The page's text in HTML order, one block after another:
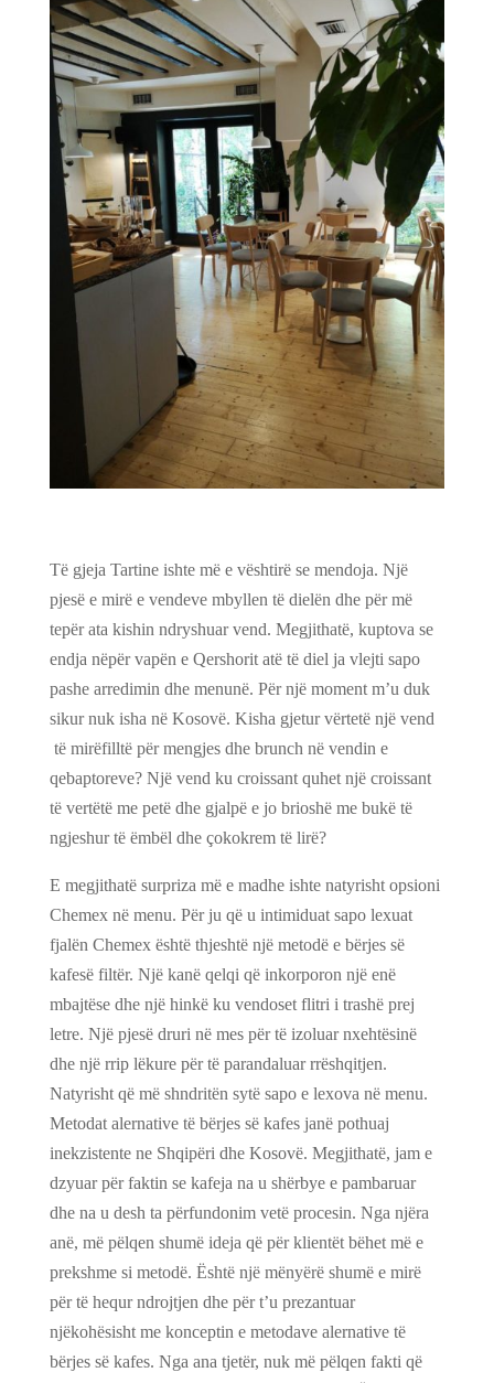
Të gjeja Tartine ishte më e vështirë se mendoja. Një
pjesë e mirë e vendeve mbyllen të dielën dhe për më
tepër ata kishin ndryshuar vend. Megjithatë, kuptova se
endja nëpër vapën e Qershorit atë të diel ja vlejti sapo
pashe arredimin dhe menunë. Për një moment m’u duk
sikur nuk isha në Kosovë. Kisha gjetur vërtetë një vend
të mirëfilltë për mengjes dhe brunch në vendin e
qebaptoreve? Një vend ku croissant quhet një croissant
të vertëtë me petë dhe gjalpë e jo brioshë me bukë të
ngjeshur të ëmbël dhe çokokrem të lirë?
E megjithatë surpriza më e madhe ishte natyrisht opsioni
Chemex në menu. Për ju që u intimiduat sapo lexuat
fjalën Chemex është thjeshtë një metodë e bërjes së
kafesë filtër. Një kanë qelqi që inkorporon një enë
mbajtëse dhe një hinkë ku vendoset flitri i trashë prej
letre. Një pjesë druri në mes për të izoluar nxehtësinë
dhe një rrip lëkure për të parandaluar rrëshqitjen.
Natyrisht që më shndritën sytë sapo e lexova në menu.
Metodat alernative të bërjes së kafes janë pothuaj
inekzistente ne Shqipëri dhe Kosovë. Megjithatë, jam e
dzyuar për faktin se kafeja na u shërbye e pambaruar
dhe na u desh ta përfundonim vetë procesin. Nga njëra
anë, më pëlqen shumë ideja që për klientët bëhet më e
prekshme si metodë. Është një mënyërë shumë e mirë
për të hequr ndrojtjen dhe për t’u prezantuar
njëkohësisht me konceptin e metodave alernative të
bërjes së kafes. Nga ana tjetër, nuk më pëlqen fakti që